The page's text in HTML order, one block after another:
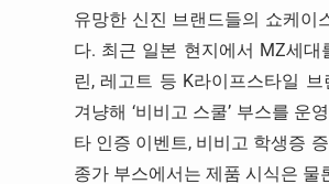
유망한 신진 브랜드들의 쇼케이
다. 최근 일본 현지에서 MZ세
린, 레고트 등 K라이프스타일
겨냥해 ‘비비고 스쿨’ 부스를 운
타 인증 이벤트, 비비고 학생증
종가 부스에서는 제품 시식은